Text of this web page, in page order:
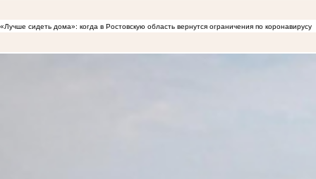
«Лучше сидеть дома»: когда в Ростовскую область вернутся ограничения по коронавирусу